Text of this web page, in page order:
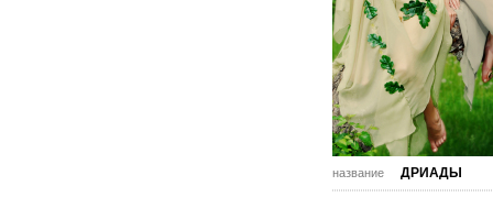
название ДРИАДЫ